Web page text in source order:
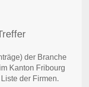
der Branche
Kanton Fribourg
der Firmen.